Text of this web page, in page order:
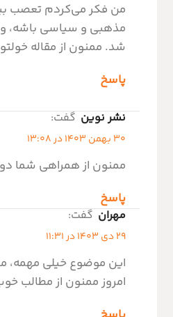
من فکر می‌کردم تعصب
مذهبی و سیاسی باشه،
شد. ممنون از مقاله
پاسخ
نشر نوین گفت:
30 بهمن 1403 در 13:08
ممنون از همراهی شما
پاسخ
مهران گفت:
29 دی 1403 در 11:31
این موضوع خیلی مهمه،
امروز ممنون از مطالب